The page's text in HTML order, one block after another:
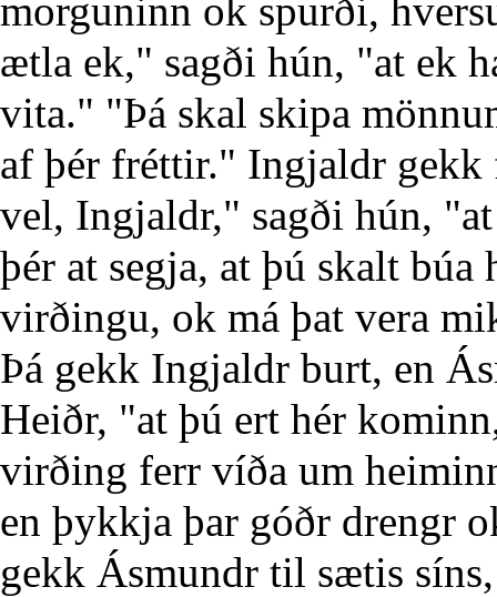
morguninn ok spurði,
ætla ek," sagði hún, "at ek
vita." "Þá skal skipa
af þér fréttir." Ingjaldr
vel, Ingjaldr," sagði hún,
þér at segja, at þú skalt
virðingu, ok má þat vera
Þá gekk Ingjaldr burt, en
Heiðr, "at þú ert hér
virðing ferr víða um
en þykkja þar góðr drengr
gekk Ásmundr til sætis